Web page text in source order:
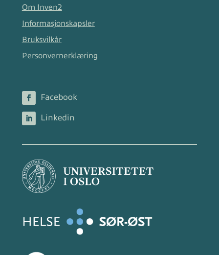
Om Inven2
Informasjonskapsler
Bruksvilkår
Personvernerklæring